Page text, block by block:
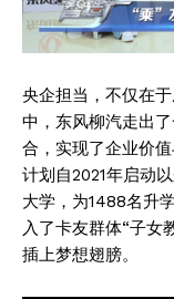
央企担当，不仅在
中，东风柳汽走出
合，实现了企业价
计划自2021年启动
大学，为1488名升
入了卡友群体“子女
插上梦想翅膀。